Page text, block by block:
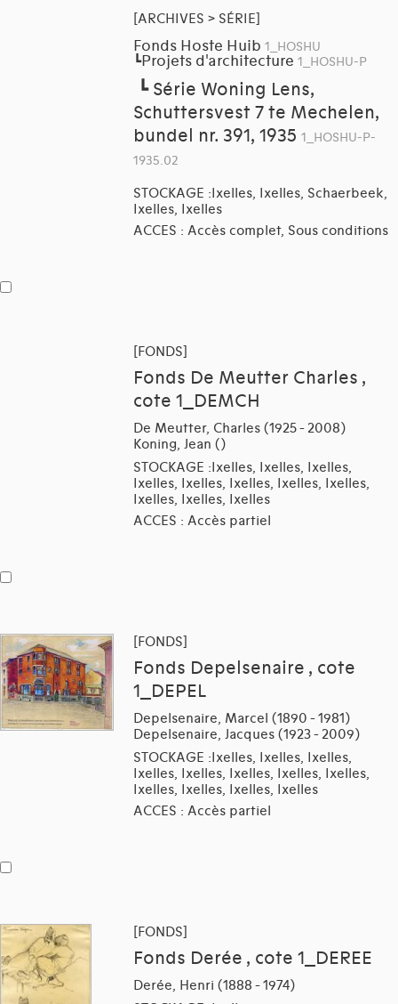
[ARCHIVES > SÉRIE]
Fonds Hoste Huib 1_HOSHU
┗Projets d'architecture 1_HOSHU-P
┗ Série Woning Lens,
Schuttersvest 7 te Mechelen,
bundel nr. 391, 1935 1_HOSHU-P-
1935.02
STOCKAGE :Ixelles, Ixelles, Schaerbeek,
Ixelles, Ixelles
ACCES : Accès complet, Sous conditions
[FONDS]
Fonds De Meutter Charles ,
cote 1_DEMCH
De Meutter, Charles (1925 - 2008)
Koning, Jean ()
STOCKAGE :Ixelles, Ixelles, Ixelles,
Ixelles, Ixelles, Ixelles, Ixelles, Ixelles,
Ixelles, Ixelles, Ixelles
ACCES : Accès partiel
[FONDS]
Fonds Depelsenaire , cote
1_DEPEL
Depelsenaire, Marcel (1890 - 1981)
Depelsenaire, Jacques (1923 - 2009)
STOCKAGE :Ixelles, Ixelles, Ixelles,
Ixelles, Ixelles, Ixelles, Ixelles, Ixelles,
Ixelles, Ixelles, Ixelles, Ixelles
ACCES : Accès partiel
[FONDS]
Fonds Derée , cote 1_DEREE
Derée, Henri (1888 - 1974)